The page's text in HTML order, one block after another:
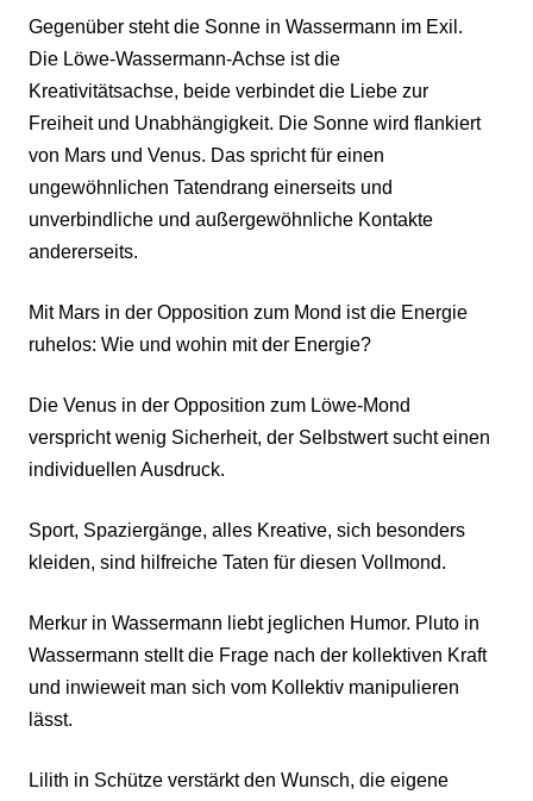
Gegenüber steht die Sonne in Wassermann im Exil.
Die Löwe-Wassermann-Achse ist die
Kreativitätsachse, beide verbindet die Liebe zur
Freiheit und Unabhängigkeit. Die Sonne wird flankiert
von Mars und Venus. Das spricht für einen
ungewöhnlichen Tatendrang einerseits und
unverbindliche und außergewöhnliche Kontakte
andererseits.
Mit Mars in der Opposition zum Mond ist die Energie
ruhelos: Wie und wohin mit der Energie?
Die Venus in der Opposition zum Löwe-Mond
verspricht wenig Sicherheit, der Selbstwert sucht einen
individuellen Ausdruck.
Sport, Spaziergänge, alles Kreative, sich besonders
kleiden, sind hilfreiche Taten für diesen Vollmond.
Merkur in Wassermann liebt jeglichen Humor. Pluto in
Wassermann stellt die Frage nach der kollektiven Kraft
und inwieweit man sich vom Kollektiv manipulieren
lässt.
Lilith in Schütze verstärkt den Wunsch, die eigene